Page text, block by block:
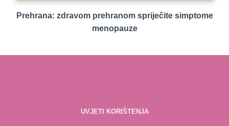
Prehrana: zdravom prehranom spriječite simptome
menopauze
UVJETI KORIŠTENJA